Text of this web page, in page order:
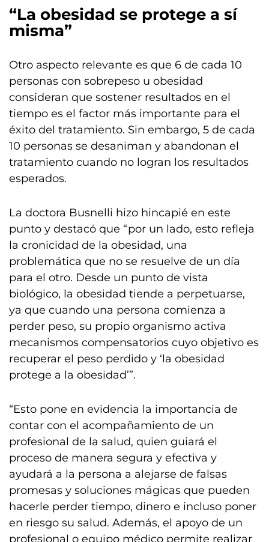
“La obesidad se protege a sí
misma”
Otro aspecto relevante es que 6 de cada 10
personas con sobrepeso u obesidad
consideran que sostener resultados en el
tiempo es el factor más importante para el
éxito del tratamiento. Sin embargo, 5 de cada
10 personas se desaniman y abandonan el
tratamiento cuando no logran los resultados
esperados.
La doctora Busnelli hizo hincapié en este
punto y destacó que “por un lado, esto refleja
la cronicidad de la obesidad, una
problemática que no se resuelve de un día
para el otro. Desde un punto de vista
biológico, la obesidad tiende a perpetuarse,
ya que cuando una persona comienza a
perder peso, su propio organismo activa
mecanismos compensatorios cuyo objetivo es
recuperar el peso perdido y ‘la obesidad
protege a la obesidad’”.
“Esto pone en evidencia la importancia de
contar con el acompañamiento de un
profesional de la salud, quien guiará el
proceso de manera segura y efectiva y
ayudará a la persona a alejarse de falsas
promesas y soluciones mágicas que pueden
hacerle perder tiempo, dinero e incluso poner
en riesgo su salud. Además, el apoyo de un
profesional o equipo médico permite realizar